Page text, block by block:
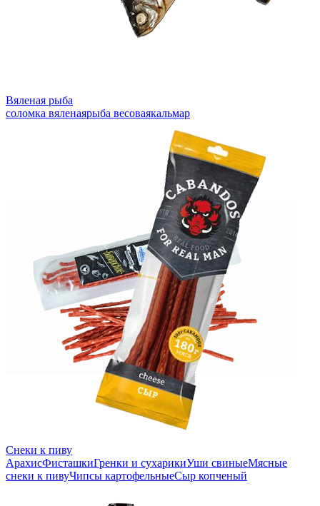
Вяленая рыба
соломка вяленаярыба весоваякальмар
Снеки к пиву
АрахисФисташкиГренки и сухарикиУши свиныеМясные
снеки к пивуЧипсы картофельныеСыр копченый